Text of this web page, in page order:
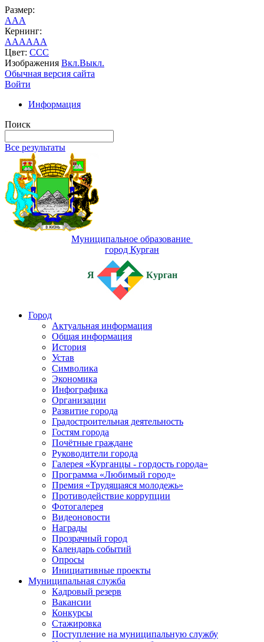
Размер:
AAA
Кернинг:
AAAAAA
Цвет: CCC
Изображения Вкл.Выкл.
Обычная версия сайта
Войти
Информация
Поиск
Все результаты
Муниципальное образование
город Курган
Я Курган
Город
Актуальная информация
Общая информация
История
Устав
Символика
Экономика
Инфографика
Организации
Развитие города
Градостроительная деятельность
Гостям города
Почётные граждане
Руководители города
Галерея «Курганцы - гордость города»
Программа «Любимый город»
Премия «Трудящаяся молодежь»
Противодействие коррупции
Фотогалерея
Видеоновости
Награды
Прозрачный город
Календарь событий
Опросы
Инициативные проекты
Муниципальная служба
Кадровый резерв
Вакансии
Конкурсы
Стажировка
Поступление на муниципальную службу